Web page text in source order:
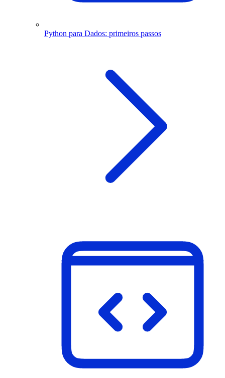
Python para Dados: primeiros passos